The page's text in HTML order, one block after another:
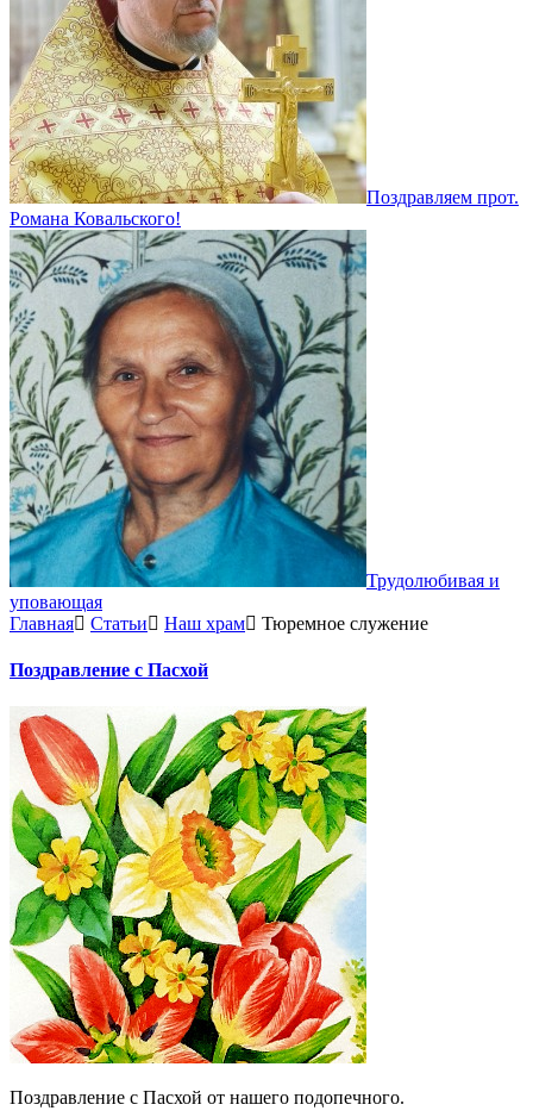
Поздравляем прот.
Романа Ковальского!
Трудолюбивая и
уповающая
Главная
Статьи Наш храм Тюремное служение
Поздравление с Пасхой
Поздравление с Пасхой от нашего подопечного.